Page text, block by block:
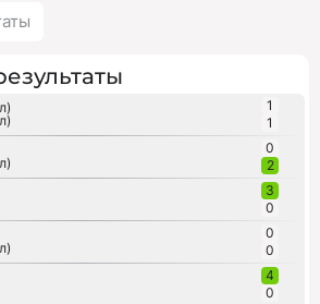
1
1
0
2
3
0
0
0
4
0